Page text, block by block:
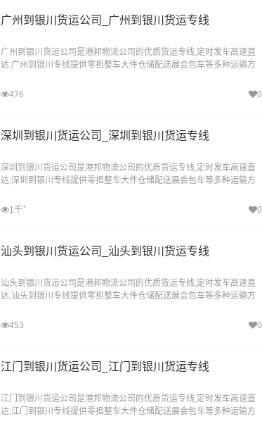
广州到银川货运公司_广州到银川货运专线
广州到银川货运公司是港邦物流公司的优质货运专线,定时发车高速直
达,广州到银川专线提供零担整车大件仓储配送展会包车等多种运输方
476
0
深圳到银川货运公司_深圳到银川货运专线
深圳到银川货运公司是港邦物流公司的优质货运专线,定时发车高速直
达,深圳到银川专线提供零担整车大件仓储配送展会包车等多种运输方
1千+ 0
汕头到银川货运公司_汕头到银川货运专线
汕头到银川货运公司是港邦物流公司的优质货运专线,定时发车高速直
达,汕头到银川专线提供零担整车大件仓储配送展会包车等多种运输方
453
0
江门到银川货运公司_江门到银川货运专线
江门到银川货运公司是港邦物流公司的优质货运专线,定时发车高速直
达,江门到银川专线提供零担整车大件仓储配送展会包车等多种运输方